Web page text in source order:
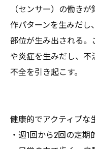
（センサー）の働き
作パターンを生みだし
部位が生み出される。
や炎症を生みだし、
不全を引き起こす。
健康的でアクティブな
・週1回から2回の定